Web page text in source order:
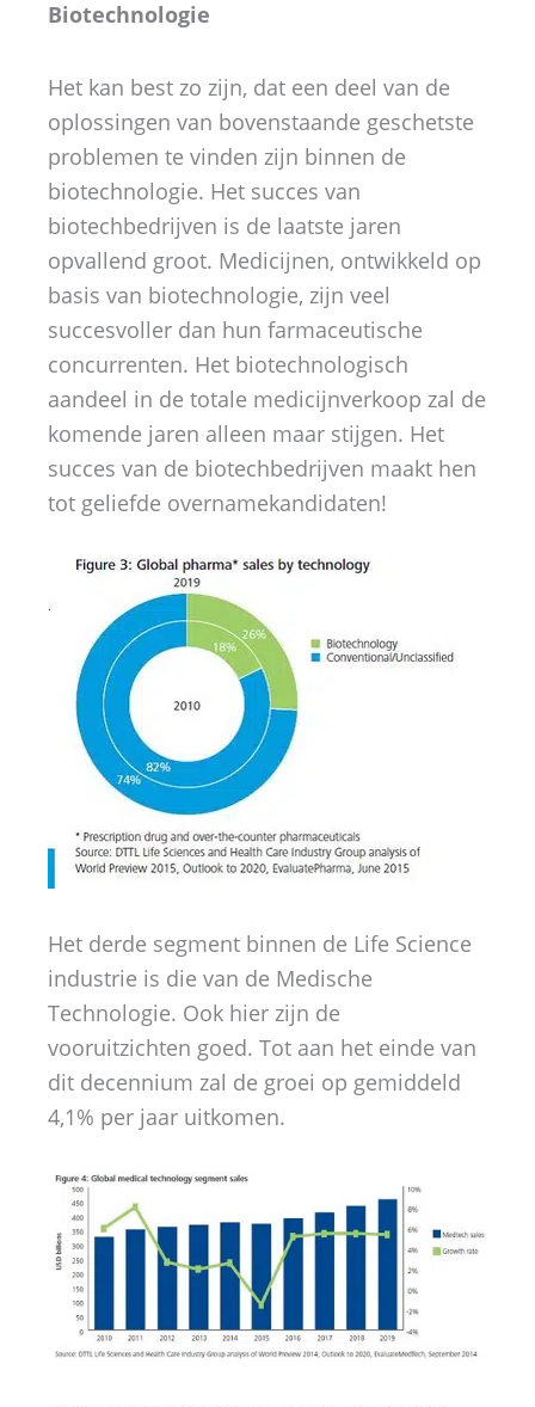
Biotechnologie
Het kan best zo zijn, dat een deel van de
oplossingen van bovenstaande geschetste
problemen te vinden zijn binnen de
biotechnologie. Het succes van
biotechbedrijven is de laatste jaren
opvallend groot. Medicijnen, ontwikkeld op
basis van biotechnologie, zijn veel
succesvoller dan hun farmaceutische
concurrenten. Het biotechnologisch
aandeel in de totale medicijnverkoop zal de
komende jaren alleen maar stijgen. Het
succes van de biotechbedrijven maakt hen
tot geliefde overnamekandidaten!
Het derde segment binnen de Life Science
industrie is die van de Medische
Technologie. Ook hier zijn de
vooruitzichten goed. Tot aan het einde van
dit decennium zal de groei op gemiddeld
4,1% per jaar uitkomen.